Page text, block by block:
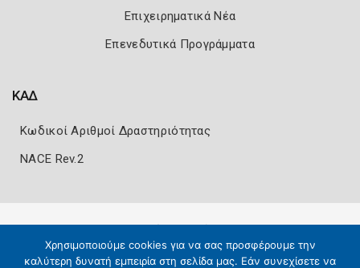
Επιχειρηματικά Νέα
Επενεδυτικά Προγράμματα
ΚΑΔ
Κωδικοί Αριθμοί Δραστηριότητας
NACE Rev.2
Χρησιμοποιούμε cookies για να σας προσφέρουμε την
καλύτερη δυνατή εμπειρία στη σελίδα μας. Εάν συνεχίσετε να
Copyright 2026 Knowledge A.E.